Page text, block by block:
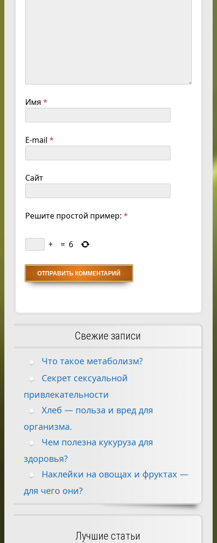
Имя *
E-mail *
Сайт
Решите простой пример: *
+ = 6
Свежие записи
Что такое метаболизм?
Секрет сексуальной
привлекательности
Хлеб — польза и вред для
организма.
Чем полезна кукуруза для
здоровья?
Наклейки на овощах и фруктах —
для чего они?
Лучшие статьи